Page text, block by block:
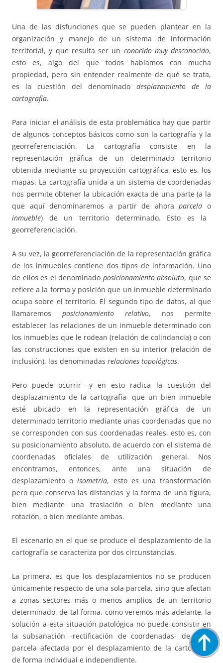
Una de las disfunciones que se pueden plantear en la
organización y manejo de un sistema de información
territorial, y que resulta ser un conocido muy desconocido,
esto es, algo del que todos hablamos con mucha
propiedad, pero sin entender realmente de qué se trata,
es la cuestión del denominado desplazamiento de la
cartografía.
Para iniciar el análisis de esta problemática hay que partir
de algunos conceptos básicos como son la cartografía y la
georreferenciación. La cartografía consiste en la
representación gráfica de un determinado territorio
obtenida mediante su proyección cartográfica, esto es, los
mapas. La cartografía unida a un sistema de coordenadas
nos permite obtener la ubicación exacta de una parte (a la
que aquí denominaremos a partir de ahoraparcela o
inmueble) de un territorio determinado. Esto es la
georreferenciación.
A su vez, la georreferenciación de la representación gráfica
de los inmuebles contiene dos tipos de información. Uno
de ellos es el denominado posicionamiento absoluto, que se
refiere a la forma y posición que un inmueble determinado
ocupa sobre el territorio. El segundo tipo de datos, al que
llamaremos posicionamiento relativo, nos permite
establecer las relaciones de un inmueble determinado con
los inmuebles que le rodean (relación de colindancia) o con
las construcciones que existen en su interior (relación de
inclusión), las denominadas relaciones topológicas.
Pero puede ocurrir -y en esto radica la cuestión del
desplazamiento de la cartografía- que un bien inmueble
esté ubicado en la representación gráfica de un
determinado territorio mediante unas coordenadas que no
se corresponden con sus coordenadas reales, esto es, con
su posicionamiento absoluto, de acuerdo con el sistema de
coordenadas oficiales de utilización general. Nos
encontramos, entonces, ante una situación de
desplazamiento oisometría, esto es una transformación
pero que conserva las distancias y la forma de una figura,
bien mediante una traslación o bien mediante una
rotación, o bien mediante ambas.
El escenario en el que se produce el desplazamiento de la
cartografía se caracteriza por dos circunstancias.
La primera, es que los desplazamientos no se producen
únicamente respecto de una sola parcela, sino que afectan
a zonas sectores más o menos amplios de un territorio
determinado, de tal forma, como veremos más adelante, la
solución a esta situación patológica no puede consistir en
la subsanación -rectificación de coordenadas- de cada
parcela afectada por el desplazamiento de la cartografía
de forma individual e independiente.